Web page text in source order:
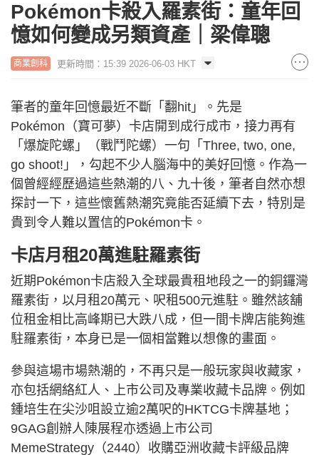
Pokémon卡殺入羅素街：童年回
憶如何變成另類資產｜梁偉聰
商業創科 更新時間：15:39 2026-06-03 HKT
筆者的童年回憶最近不斷「翻hit」。先是
Pokémon（寶可夢）卡店開到成行成市，接力再有
「爆旋陀螺」（戰鬥陀螺）一句「Three, two, one,
go shoot!」，勾起不少人腦海中的美好回憶。作為一
個曾經經歷過這些熱潮的八、九十後，筆者自然亦想
探討一下，這些懷舊熱潮究竟能否延續下去，特別是
貴到令人難以置信的Pokémon卡。
卡店月租20萬進駐羅素街
近期Pokémon卡店殺入全球最貴租地段之一的銅鑼灣
羅素街，以月租20萬元、呎租500元進駐。雖然該舖
位租金相比高峰期已大跌八成，但一間卡牌店能夠進
駐羅素街，本身已是一個相當難以想像的畫面。
參與這場市場熱潮的，不再只是一般玩家與收藏家，
亦包括網絡紅人、上市公司及專業收藏卡品牌。例如
鍾培生在尖沙咀設立逾2萬呎的HKTCG卡牌基地；
9GAG創辦人陳展程亦透過上市公司
MemeStrategy（2440）收購亞洲收藏卡評級品牌